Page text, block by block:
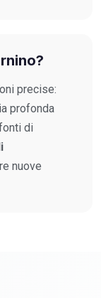
precise:
profonda
di
nuove